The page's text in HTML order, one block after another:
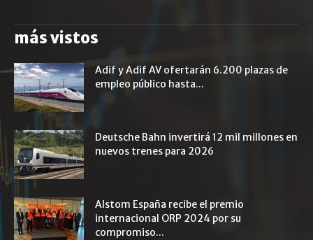
más vistos
Adif y Adif AV ofertarán 6.200 plazas de
empleo público hasta...
Deutsche Bahn invertirá 12 mil millones en
nuevos trenes para 2026
Alstom España recibe el premio
internacional ORP 2024 por su
compromiso...